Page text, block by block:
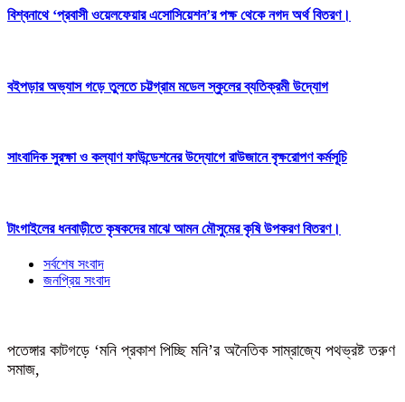
বিশ্বনাথে ‘প্রবাসী ওয়েলফেয়ার এসোসিয়েশন’র পক্ষ থেকে নগদ অর্থ বিতরণ।
বইপড়ার অভ্যাস গড়ে তুলতে চট্টগ্রাম মডেল স্কুলের ব্যতিক্রমী উদ্যোগ
সাংবাদিক সুরক্ষা ও কল্যাণ ফাউন্ডেশনের উদ্যোগে রাউজানে বৃক্ষরোপণ কর্মসূচি
টাংগাইলের ধনবাড়ীতে কৃষকদের মাঝে আমন মৌসুমের কৃষি উপকরণ বিতরণ।
সর্বশেষ সংবাদ
জনপ্রিয় সংবাদ
পতেঙ্গার কাটগড়ে ‘মনি প্রকাশ পিচ্ছি মনি’র অনৈতিক সাম্রাজ্যে পথভ্রষ্ট তরুণ
সমাজ,